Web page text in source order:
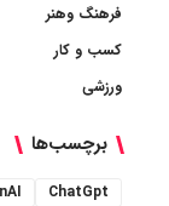
فرهنگ وهنر
کسب و کار
ورزشی
برچسب‌ها
ChatGpt